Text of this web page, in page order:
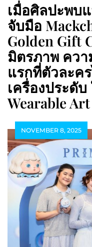
เมื่อศิลปะพบ
จับมือ
Golden Gift
มิตรภาพ ควา
แรกที่ตัวละค
เครื่องประดั
Wearable Art
NOVEMBER 8, 2025